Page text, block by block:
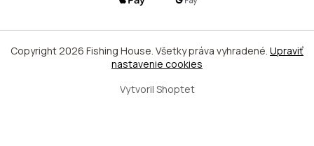
Vytvoril Shoptet
Copyright 2026 Fishing House. Všetky práva vyhradené. Upraviť
nastavenie cookies